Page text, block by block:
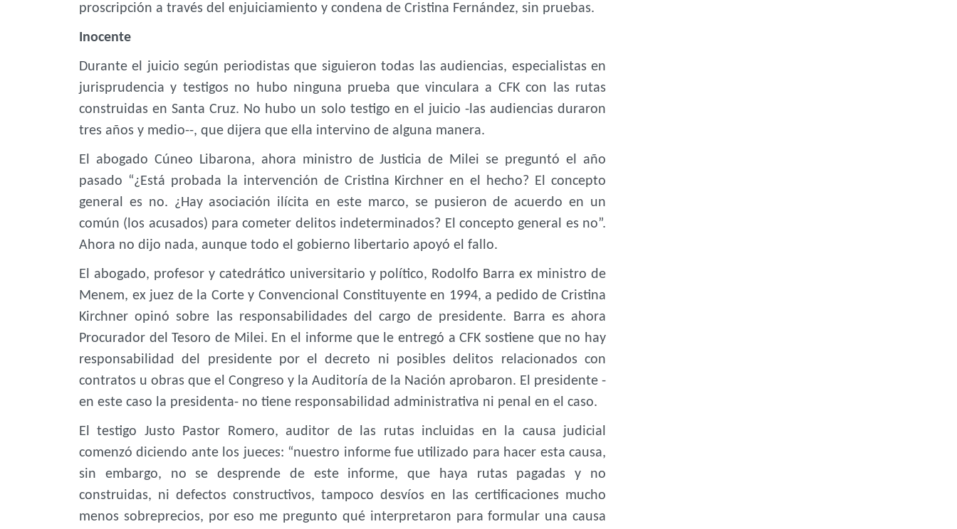
proscripción a través del enjuiciamiento y condena de Cristina Fernández, sin pruebas.
Inocente
Durante el juicio según periodistas que siguieron todas las audiencias, especialistas en
jurisprudencia y testigos no hubo ninguna prueba que vinculara a CFK con las rutas
construidas en Santa Cruz. No hubo un solo testigo en el juicio -las audiencias duraron
tres años y medio--, que dijera que ella intervino de alguna manera.
El abogado Cúneo Libarona, ahora ministro de Justicia de Milei se preguntó el año
pasado “¿Está probada la intervención de Cristina Kirchner en el hecho? El concepto
general es no. ¿Hay asociación ilícita en este marco, se pusieron de acuerdo en un
común (los acusados) para cometer delitos indeterminados? El concepto general es no”.
Ahora no dijo nada, aunque todo el gobierno libertario apoyó el fallo.
El abogado, profesor y catedrático universitario y político, Rodolfo Barra ex ministro de
Menem, ex juez de la Corte y Convencional Constituyente en 1994, a pedido de Cristina
Kirchner opinó sobre las responsabilidades del cargo de presidente. Barra es ahora
Procurador del Tesoro de Milei. En el informe que le entregó a CFK sostiene que no hay
responsabilidad del presidente por el decreto ni posibles delitos relacionados con
contratos u obras que el Congreso y la Auditoría de la Nación aprobaron. El presidente -
en este caso la presidenta- no tiene responsabilidad administrativa ni penal en el caso.
El testigo Justo Pastor Romero, auditor de las rutas incluidas en la causa judicial
comenzó diciendo ante los jueces: “nuestro informe fue utilizado para hacer esta causa,
sin embargo, no se desprende de este informe, que haya rutas pagadas y no
construidas, ni defectos constructivos, tampoco desvíos en las certificaciones mucho
menos sobreprecios, por eso me pregunto qué interpretaron para formular una causa